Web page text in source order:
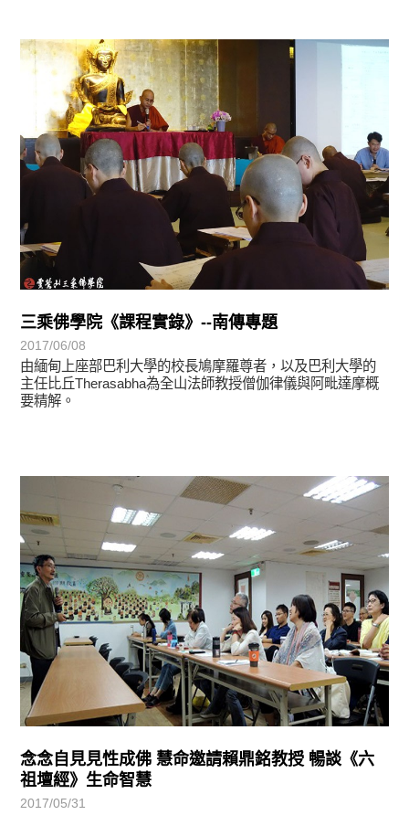
三乘佛學院《課程實錄》--南傳專題
2017/06/08
由緬甸上座部巴利大學的校長鳩摩羅尊者，以及巴利大學的
主任比丘Therasabha為全山法師教授僧伽律儀與阿毗達摩概
要精解。
學習分享
念念自見見性成佛 慧命邀請賴鼎銘教授 暢談《六
祖壇經》生命智慧
2017/05/31
學習分享